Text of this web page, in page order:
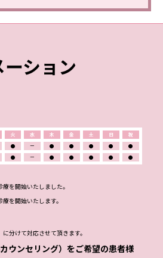
ション
火 水 木 金 土 日
祝
● ー ● ● ● ●
●
● ー ● ● ● ● ●
を開始いたしました。
を開始いたします。
分けて対応させて頂きます。
ウンセリング）をご希望の患者様